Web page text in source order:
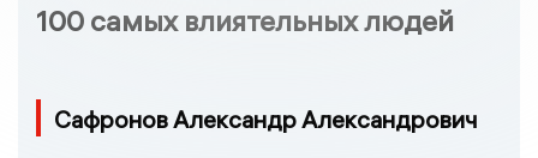
100 самых влиятельных людей
Сафронов Александр Александрович